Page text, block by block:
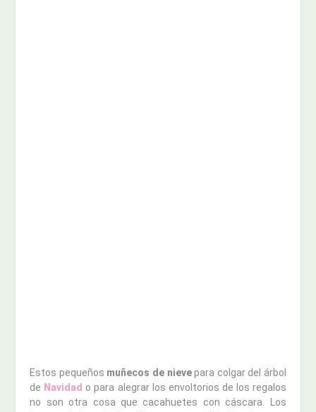
Estos pequeños muñecos de nievepara colgar del árbol
de Navidad o para alegrar los envoltorios de los regalos
no son otra cosa que cacahuetes con cáscara. Los